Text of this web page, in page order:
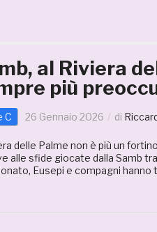
al Riviera
più
C 26 Gennaio 2026 di
delle Palme non è più un
alle sfide giocate dalla Samb
Eusepi e compagni